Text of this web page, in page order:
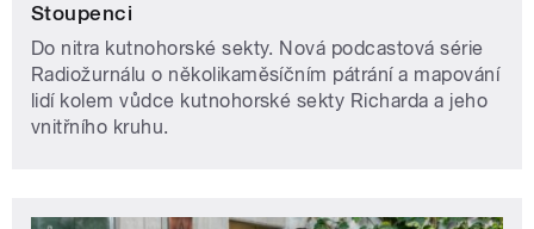
Stoupenci
Do nitra kutnohorské sekty. Nová podcastová série
Radiožurnálu o několikaměsíčním pátrání a mapování
lidí kolem vůdce kutnohorské sekty Richarda a jeho
vnitřního kruhu.